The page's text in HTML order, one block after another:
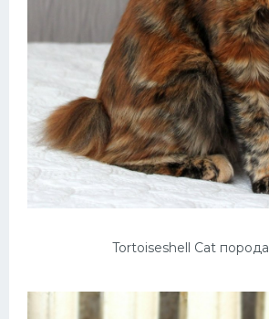
Tortoiseshell Cat порода